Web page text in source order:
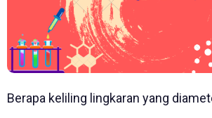
Berapa keliling lingkaran yang